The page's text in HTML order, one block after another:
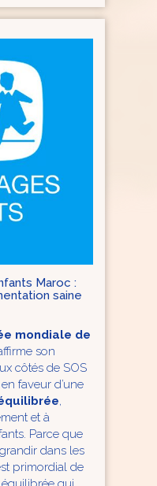
Maroc :
saine
mondiale de
son
côtés de SOS
faveur d’une
,
et à
Parce que
dans les
primordial de